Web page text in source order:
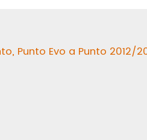
Punto Evo a Punto 2012/